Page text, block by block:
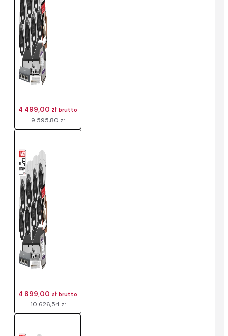
9 595,80 zł
4 499,00 zł brutto
10 626,54 zł
4 899,00 zł brutto